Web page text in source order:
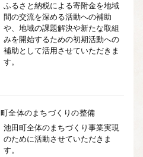
ふるさと納税による寄附金を地域
間の交流を深める活動への補助
や、地域の課題解決や新たな取組
みを開始するための初期活動への
補助として活用させていただきま
す。
町全体のまちづくりの整備
池田町全体のまちづくり事業実現
のために活動させていただきま
す。